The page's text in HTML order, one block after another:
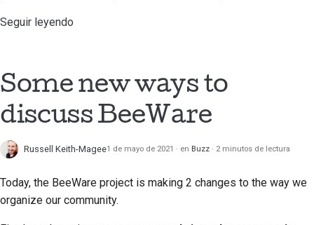
Français
한국어
Revisar una solicitud de
Traducir contenido
entorno de desarrollo
2020
2018
2017
2016
2014
Seguir leyendo
Some new ways to
discuss BeeWare
Russell Keith-Magee1 de mayo de 2021 en Buzz 2 minutos de lectura
Today, the BeeWare project is making 2 changes to the way we
organize our community.